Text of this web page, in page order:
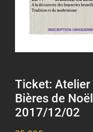
Ticket: Atelier
Bières de
2017/12/02